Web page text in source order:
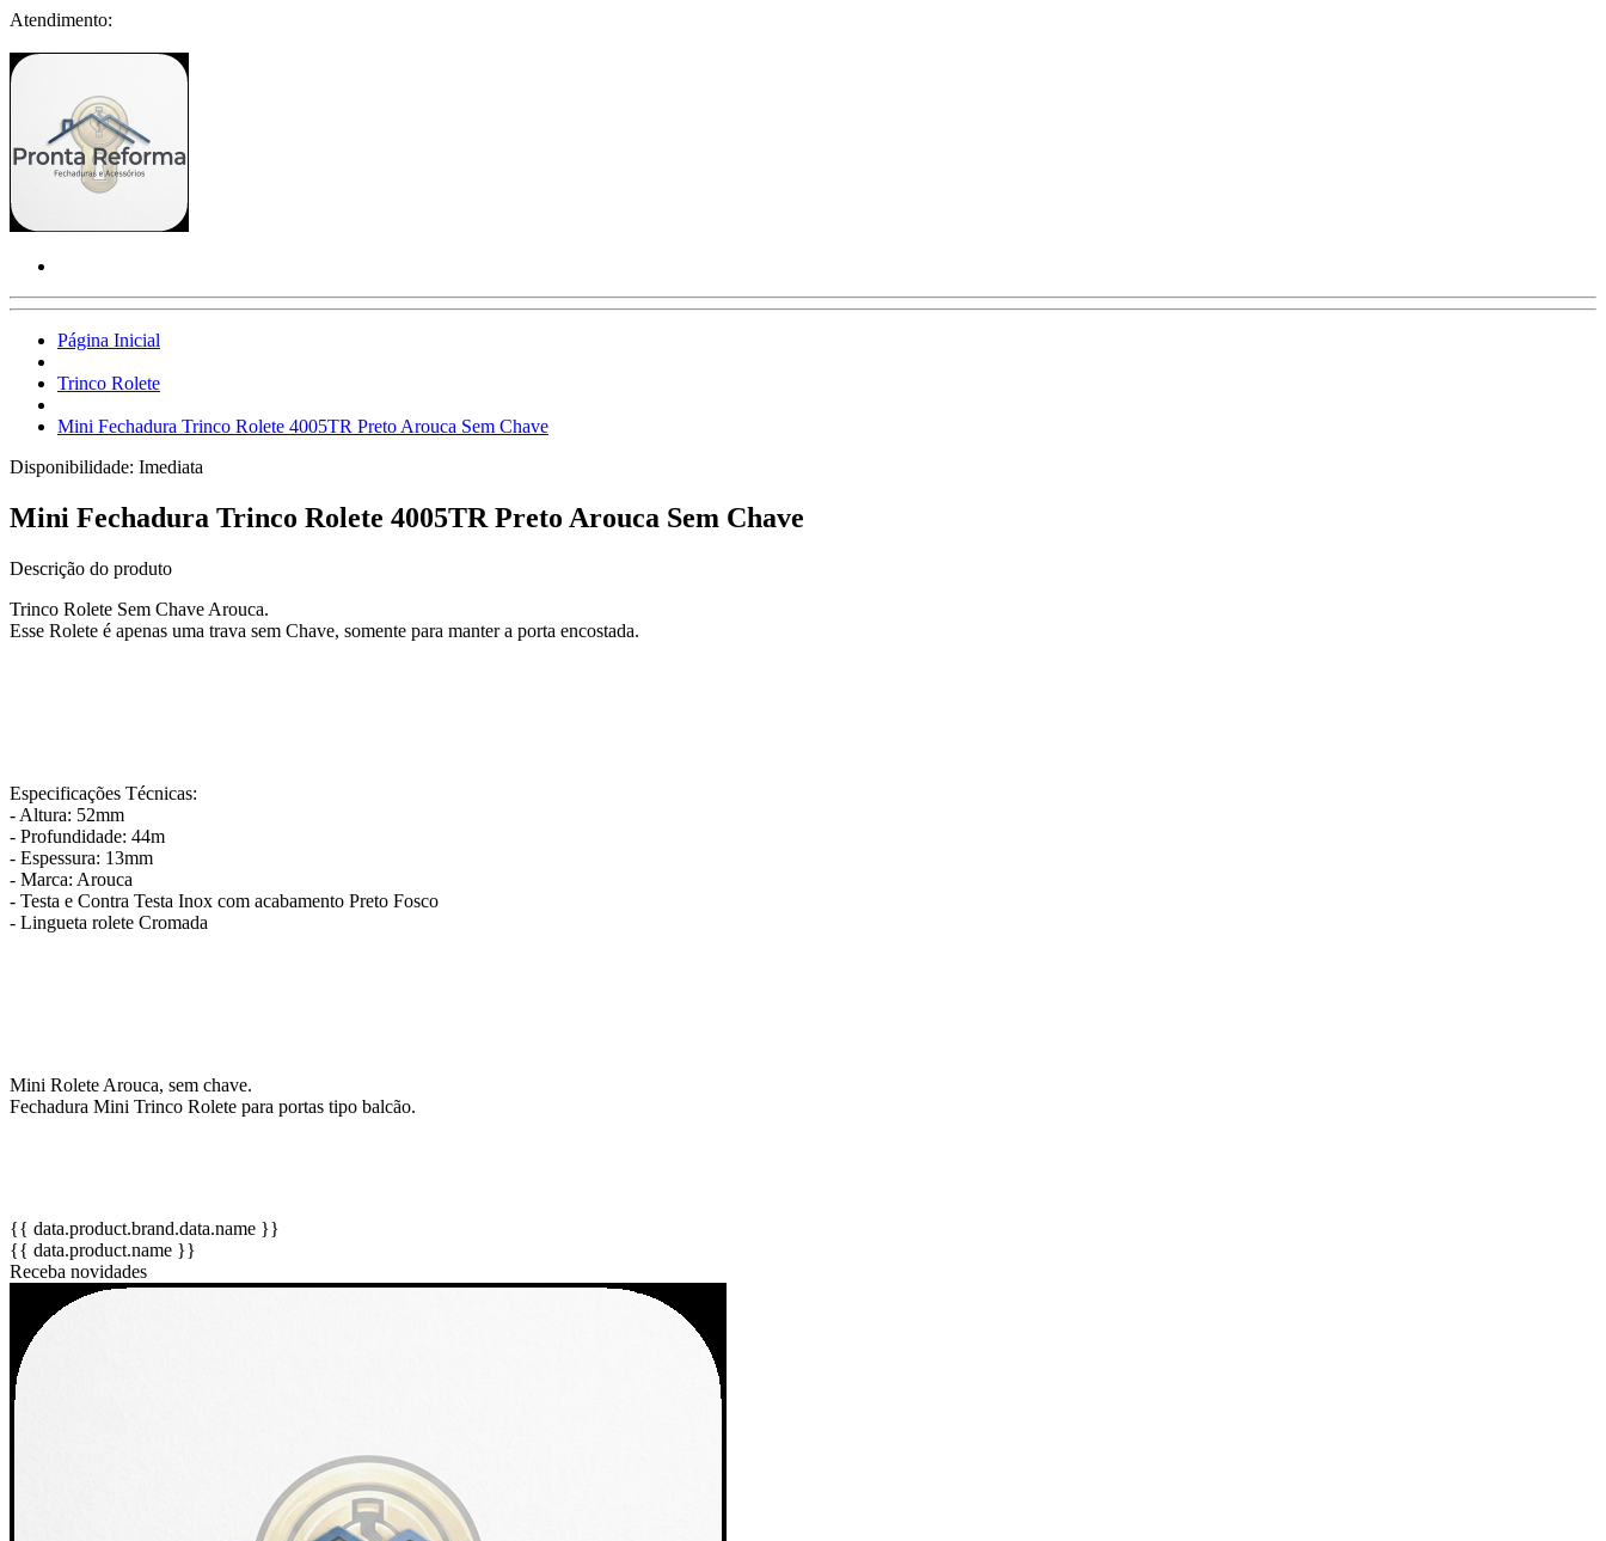
Atendimento:
Página Inicial
Trinco Rolete
Mini Fechadura Trinco Rolete 4005TR Preto Arouca Sem Chave
Disponibilidade: Imediata
Mini Fechadura Trinco Rolete 4005TR Preto Arouca Sem Chave
Descrição do produto
Trinco Rolete Sem Chave Arouca.
Esse Rolete é apenas uma trava sem Chave, somente para manter a porta encostada.
Especificações Técnicas:
- Altura: 52mm
- Profundidade: 44m
- Espessura: 13mm
- Marca: Arouca
- Testa e Contra Testa Inox com acabamento Preto Fosco
- Lingueta rolete Cromada
Mini Rolete Arouca, sem chave.
Fechadura Mini Trinco Rolete para portas tipo balcão.
{{ data.product.brand.data.name }}
{{ data.product.name }}
Receba novidades